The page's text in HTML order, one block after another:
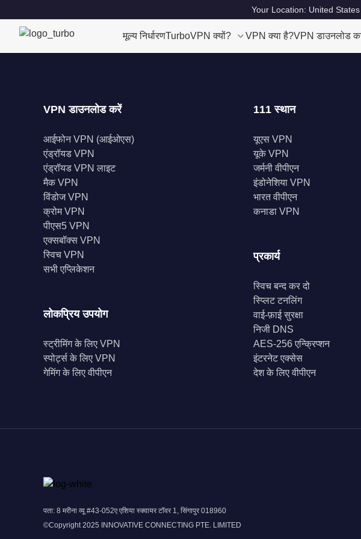
Your Location: United States
मूल्य निर्धारणTurboVPN क्यों? VPN क्या है?VPN डाउनलोड
VPN डाउनलोड करें
आईफोन VPN (आईओएस)
एंड्रॉयड VPN
एंड्रॉयड VPN लाइट
मैक VPN
विंडोज VPN
क्रोम VPN
पीएस5 VPN
एक्सबॉक्स VPN
स्विच VPN
सभी एप्लिकेशन
लोकप्रिय उपयोग
स्ट्रीमिंग के लिए VPN
स्पोर्ट्स के लिए VPN
गेमिंग के लिए वीपीएन
111 स्थान
यूएस VPN
यूके VPN
जर्मनी वीपीएन
इंडोनेशिया VPN
भारत वीपीएन
कनाडा VPN
प्रकार्य
स्विच बन्द कर दो
स्प्लिट टनलिंग
वाई-फ़ाई सुरक्षा
निजी DNS
AES-256 एन्क्रिप्शन
इंटरनेट एक्सेस
देश के लिए वीपीएन
पता: 8 मरीना व्यू #43-052ए एशिया स्क्वायर टॉवर 1, सिंगापुर 018960
©Copyright 2025 INNOVATIVE CONNECTING PTE. LIMITED